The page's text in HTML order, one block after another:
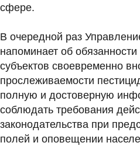
сфере.
В очередной раз
напоминает об
субъектов своевременно
прослеживаемости
полную и достоверную
соблюдать требования
законодательства при
полей и оповещении